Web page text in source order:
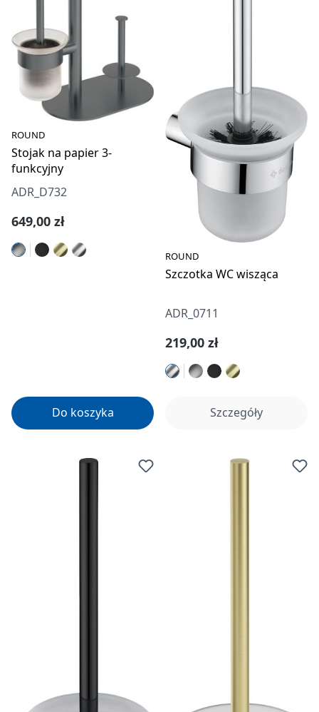
ROUND
Stojak na papier 3-
funkcyjny
ADR_D732
Cena regularna:
649,00 zł
Do koszyka
ROUND
Szczotka WC wisząca
ADR_0711
Cena regularna:
219,00 zł
Szczegóły